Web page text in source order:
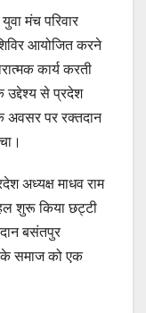
मंच परिवार
आयोजित करने
कार्य करती
उद्देश्य से प्रदेश
अवसर पर रक्तदान
अध्यक्ष माधव राम
शुरू किया छट्टी
बसंतपुर
समाज को एक